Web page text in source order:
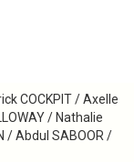
COCKPIT / Axelle
/ Nathalie
/ Abdul SABOOR /